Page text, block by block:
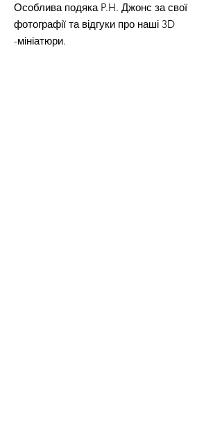
Особлива подяка P.H. Джонс за свої
фотографії та відгуки про наші 3D
-мініатюри.